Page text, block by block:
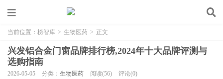
当前位置： 榜智库 > 生物医药 > 正文
兴发铝合金门窗品牌排行榜,2024年十大品牌评测与
选购指南
2026-05-05 分类： 生物医药 阅读(56) 评论(0)